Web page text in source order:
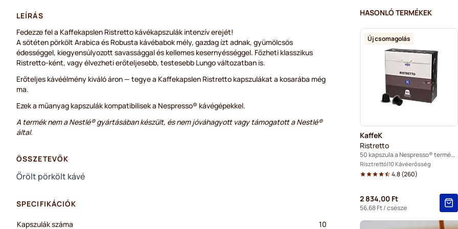
Segafredo kapszulák
Café René kapszulák
Caffè Borbone kapszulák
Gevalia kapszulák
Friele kapszulák
Garibaldi kapszulák
Tonino Lamborghini
Koffeinmentes
HASONLÓ TERMÉKEK
Új csomagolás
KaffeK
Ristretto
50 kapszula a Nespresso® termékhez
Risztrettó 10 Kávéerősség
4.8(260)
2 834,00 Ft
56,68 Ft/ csésze
LEÍRÁS
Fedezze fel a Kaffekapslen Ristretto kávékapszulák intenzív erejét!
A sötéten pörkölt Arabica és Robusta kávébabok mély, gazdag ízt adnak, gyümölcsös
édességgel, kiegyensúlyozott savassággal és kellemes kesernyésséggel. Főzheti klasszikus
Ristretto-ként, vagy élvezheti erőteljesebb, testesebb Lungo változatban is.
Erőteljes kávéélmény kiváló áron — tegye a Kaffekapslen Ristretto kapszulákat a kosarába még
ma.
Ezek a műanyag kapszulák kompatibilisek a Nespresso® kávégépekkel.
A termék nem a Nestlé® gyártásában készült, és nem jóváhagyott vagy támogatott a Nestlé®
által.
ÖSSZETEVŐK
Őrölt pörkölt kávé
SPECIFIKÁCIÓK
Kapszulák száma
10